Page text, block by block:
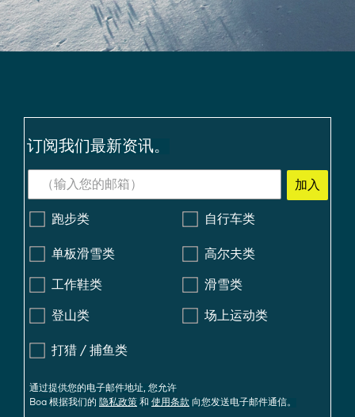
订阅我们最新资讯。
加入
跑步类 自行车类
单板滑雪类 高尔夫类
工作鞋类 滑雪类
登山类 场上运动类
打猎 / 捕鱼类
通过提供您的电子邮件地址, 您允许
Boa 根据我们的 隐私政策 和 使用条款 向您发送电子邮件通信。